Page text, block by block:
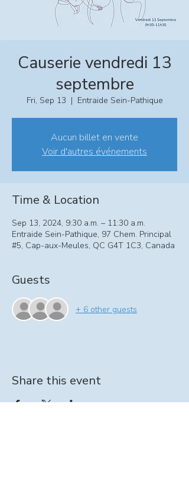
Causerie vendredi 13
septembre
Fri, Sep 13
  |
Entraide Sein-Pathique
Aucun billet en vente
Voir d'autres événements
Time & Location
Sep 13, 2024, 9:30 a.m. – 11:30 a.m.
Entraide Sein-Pathique, 97 Chem. Principal
#5, Cap-aux-Meules, QC G4T 1C3, Canada
Guests
+ 6 other guests
Share this event